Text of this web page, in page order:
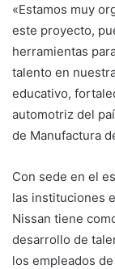
«Estamos muy
este proyecto,
herramientas
talento en
educativo,
automotriz del
de Manufactura
Con sede en el
las instituciones
Nissan tiene
desarrollo de
los empleados